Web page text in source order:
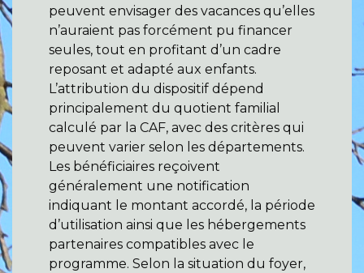
peuvent envisager des vacances qu’elles
n’auraient pas forcément pu financer
seules, tout en profitant d’un cadre
reposant et adapté aux enfants.
L’attribution du dispositif dépend
principalement du quotient familial
calculé par la CAF, avec des critères qui
peuvent varier selon les départements.
Les bénéficiaires reçoivent
généralement une notification
indiquant le montant accordé, la période
d’utilisation ainsi que les hébergements
partenaires compatibles avec le
programme. Selon la situation du foyer,